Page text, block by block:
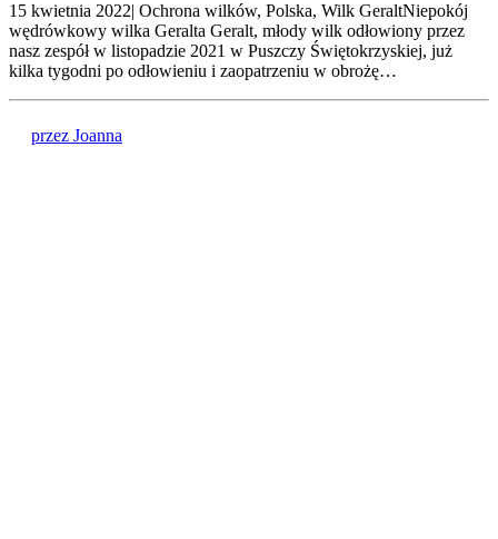
15 kwietnia 2022| Ochrona wilków, Polska, Wilk GeraltNiepokój
wędrówkowy wilka Geralta Geralt, młody wilk odłowiony przez
nasz zespół w listopadzie 2021 w Puszczy Świętokrzyskiej, już
kilka tygodni po odłowieniu i zaopatrzeniu w obrożę…
przez Joanna